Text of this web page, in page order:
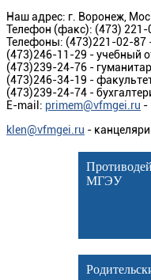
Наш адрес: г. Воронеж,
Телефон (факс): (473) 221-
Телефоны: (473)221-02-87
(473)246-11-29 - учебный
(473)239-24-76 -
(473)246-34-19 -
(473)239-24-74 -
E-mail: primem@vfmgei.ru -
klen@vfmgei.ru -
МГЭУ